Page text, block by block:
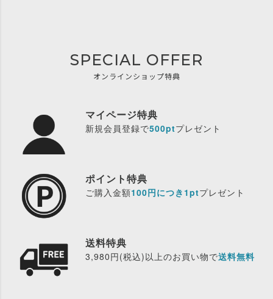
SPECIAL OFFER
オンラインショップ特典
マイページ特典
新規会員登録で500ptプレゼント
ポイント特典
ご購入金額100円につき1ptプレゼント
送料特典
3,980円(税込)以上のお買い物で送料無料